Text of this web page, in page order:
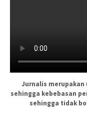
Jurnalis merupakan
sehingga kebebasan
sehingga tidak